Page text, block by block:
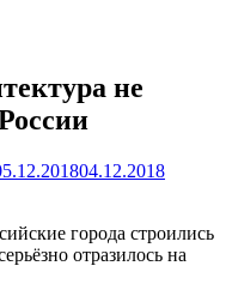
не
04.12.2018
города строились
отразилось на